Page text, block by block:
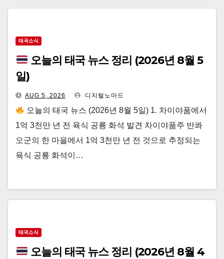
태국소식
오늘의 태국 뉴스 정리 (2026년 8월 5
일)
AUG 5, 2026 디지털노마드
오늘의 태국 뉴스 (2026년 8월 5일) 1. 차이야품에서
1억 3천만 년 전 육식 공룡 화석 발견 차이야품주 반콰
오군의 한 마을에서 1억 3천만 년 전 것으로 추정되는
육식 공룡 화석이…
태국소식
오늘의 태국 뉴스 정리 (2026년 8월 4